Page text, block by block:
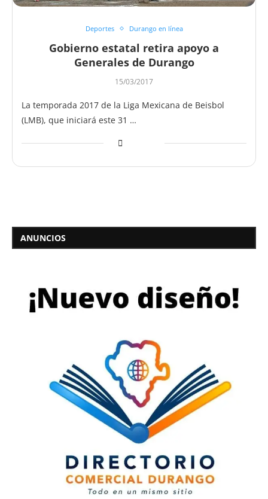
Deportes Durango en línea
Gobierno estatal retira apoyo a
Generales de Durango
15/03/2017
La temporada 2017 de la Liga Mexicana de Beisbol
(LMB), que iniciará este 31 …
ANUNCIOS